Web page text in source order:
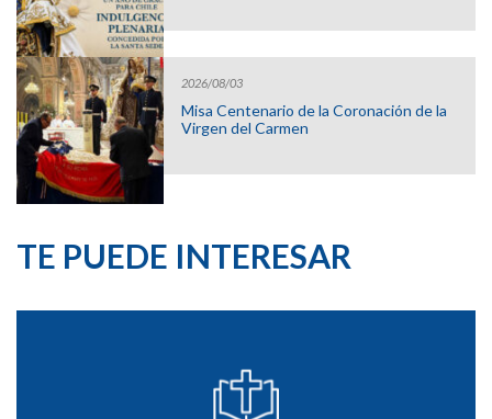
2026/08/03
Misa Centenario de la Coronación de la
Virgen del Carmen
TE PUEDE INTERESAR